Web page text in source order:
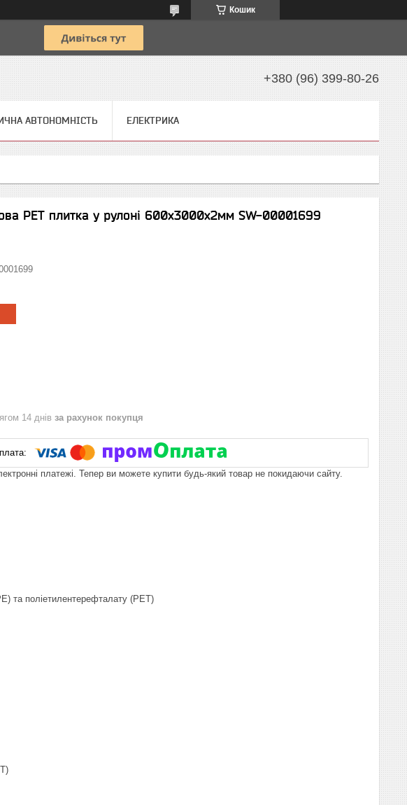
Кошик
+380 (96) 399-80-26
АВТОНОМНІСТЬ ЕЛЕКТРИКА
PET плитка у рулоні 600х3000х2мм SW-00001699
14 днів за рахунок покупця
платежі. Тепер ви можете купити будь-який товар не покидаючи сайту.
та поліетилентерефталату (PET)